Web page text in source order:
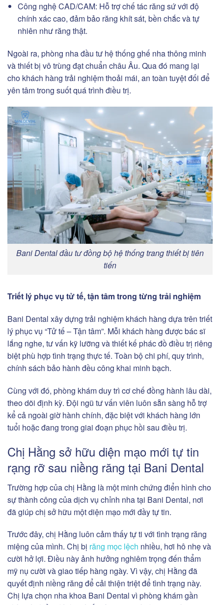
Công nghệ CAD/CAM: Hỗ trợ chế tác răng sứ với độ
chính xác cao, đảm bảo răng khít sát, bền chắc và tự
nhiên như răng thật.
Ngoài ra, phòng nha đầu tư hệ thống ghế nha thông minh
và thiết bị vô trùng đạt chuẩn châu Âu. Qua đó mang lại
cho khách hàng trải nghiệm thoải mái, an toàn tuyệt đối để
yên tâm trong suốt quá trình điều trị.
Bani Dental đầu tư đồng bộ hệ thống trang thiết bị tiên
tiến
Triết lý phục vụ tử tế, tận tâm trong từng trải nghiệm
Bani Dental xây dựng trải nghiệm khách hàng dựa trên triết
lý phục vụ “Tử tế – Tận tâm”. Mỗi khách hàng được bác sĩ
lắng nghe, tư vấn kỹ lưỡng và thiết kế phác đồ điều trị riêng
biệt phù hợp tình trạng thực tế. Toàn bộ chi phí, quy trình,
chính sách bảo hành đều công khai minh bạch.
Cùng với đó, phòng khám duy trì cơ chế đồng hành lâu dài,
theo dõi định kỳ. Đội ngũ tư vấn viên luôn sẵn sàng hỗ trợ
kể cả ngoài giờ hành chính, đặc biệt với khách hàng lớn
tuổi hoặc đang trong giai đoạn phục hồi sau điều trị.
Chị Hằng sở hữu diện mạo mới tự tin
rạng rỡ sau niềng răng tại Bani Dental
Trường hợp của chị Hằng là một minh chứng điển hình cho
sự thành công của dịch vụ chỉnh nha tại Bani Dental, nơi
đã giúp chị sở hữu một diện mạo mới đầy tự tin.
Trước đây, chị Hằng luôn cảm thấy tự ti với tình trạng răng
miệng của mình. Chị bị răng mọc lệch nhiều, hơi hô nhẹ và
cười hở lợi. Điều này ảnh hưởng nghiêm trọng đến thẩm
mỹ nụ cười và giao tiếp hàng ngày. Vì vậy, chị Hằng đã
quyết định niềng răng để cải thiện triệt để tình trạng này.
Chị lựa chọn nha khoa Bani Dental vì phòng khám gần